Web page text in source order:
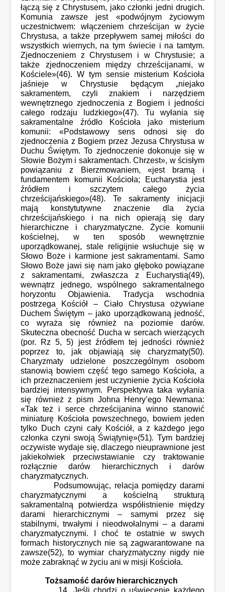
łączą się z Chrystusem, jako członki jedni drugich.
Komunia zawsze jest «podwójnym życiowym
uczestnictwem: włączeniem chrześcijan w życie
Chrystusa, a także przepływem samej miłości do
wszystkich wiernych, na tym świecie i na tamtym.
Zjednoczeniem z Chrystusem i w Chrystusie; a
także zjednoczeniem między chrześcijanami, w
Kościele»(46). W tym sensie misterium Kościoła
jaśnieje w Chrystusie będącym „niejako
sakramentem, czyli znakiem i narzędziem
wewnętrznego zjednoczenia z Bogiem i jedności
całego rodzaju ludzkiego»(47). Tu wyłania się
sakramentalne źródło Kościoła jako misterium
komunii: «Podstawowy sens odnosi się do
zjednoczenia z Bogiem przez Jezusa Chrystusa w
Duchu Świętym. To zjednoczenie dokonuje się w
Słowie Bożym i sakramentach. Chrzest», w ścisłym
powiązaniu z Bierzmowaniem, «jest bramą i
fundamentem komunii Kościoła; Eucharystia jest
źródłem i szczytem całego życia
chrześcijańskiego»(48). Te sakramenty inicjacji
mają konstytutywne znaczenie dla życia
chrześcijańskiego i na nich opierają się dary
hierarchiczne i charyzmatyczne. Życie komunii
kościelnej, w ten sposób wewnętrznie
uporządkowanej, stale religijnie wsłuchuje się w
Słowo Boże i karmione jest sakramentami. Samo
Słowo Boże jawi się nam jako głęboko powiązane
z sakramentami, zwłaszcza z Eucharystią(49),
wewnątrz jednego, wspólnego sakramentalnego
horyzontu Objawienia. Tradycja wschodnia
postrzega Kościół – Ciało Chrystusa ożywiane
Duchem Świętym – jako uporządkowaną jedność,
co wyraża się również na poziomie darów.
Skuteczna obecność Ducha w sercach wierzących
(por. Rz 5, 5) jest źródłem tej jedności również
poprzez to, jak objawiają się charyzmaty(50).
Charyzmaty udzielone poszczególnym osobom
stanowią bowiem część tego samego Kościoła, a
ich przeznaczeniem jest uczynienie życia Kościoła
bardziej intensywnym. Perspektywa taka wyłania
się również z pism Johna Henry’ego Newmana:
«Tak też i serce chrześcijanina winno stanowić
miniaturę Kościoła powszechnego, bowiem jeden
tylko Duch czyni cały Kościół, a z każdego jego
członka czyni swoją Świątynię»(51). Tym bardziej
oczywiste wydaje się, dlaczego nieuprawnione jest
jakiekolwiek przeciwstawianie czy traktowanie
rozłącznie darów hierarchicznych i darów
charyzmatycznych.
Podsumowując, relacja pomiędzy darami
charyzmatycznymi a kościelną strukturą
sakramentalną potwierdza współistnienie między
darami hierarchicznymi – samymi przez się
stabilnymi, trwałymi i nieodwołalnymi – a darami
charyzmatycznymi. I choć te ostatnie w swych
formach historycznych nie są zagwarantowane na
zawsze(52), to wymiar charyzmatyczny nigdy nie
może zabraknąć w życiu ani w misji Kościoła.
Tożsamość darów hierarchicznych
14. Jeśli chodzi o uświęcenie każdego